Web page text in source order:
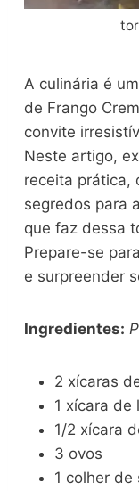
A culinária é
de Frango
convite
Neste artigo,
receita prática,
segredos para
que faz dessa
Prepare-se
e surpreender
Ingredientes:
2 xícaras
1 xícara de
1/2 xícara
3 ovos
1 colher